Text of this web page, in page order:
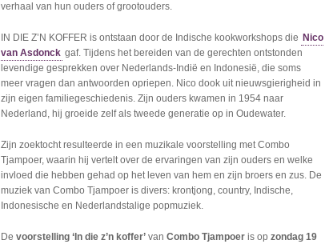
verhaal van hun ouders of grootouders.
IN DIE Z’N KOFFER is ontstaan door de Indische kookworkshops die Nico
van Asdonck gaf. Tijdens het bereiden van de gerechten ontstonden
levendige gesprekken over Nederlands-Indië en Indonesië, die soms
meer vragen dan antwoorden opriepen. Nico dook uit nieuwsgierigheid in
zijn eigen familiegeschiedenis. Zijn ouders kwamen in 1954 naar
Nederland, hij groeide zelf als tweede generatie op in Oudewater.
Zijn zoektocht resulteerde in een muzikale voorstelling met Combo
Tjampoer, waarin hij vertelt over de ervaringen van zijn ouders en welke
invloed die hebben gehad op het leven van hem en zijn broers en zus. De
muziek van Combo Tjampoer is divers: krontjong, country, Indische,
Indonesische en Nederlandstalige popmuziek.
De voorstelling ‘In die z’n koffer’ van Combo Tjampoer is op zondag 19